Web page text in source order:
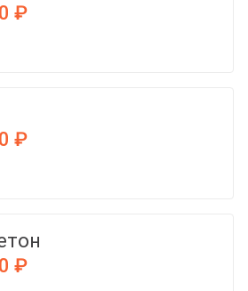
₽
₽
₽